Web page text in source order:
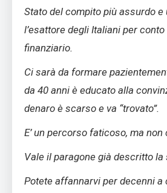
Stato del compito più assurdo
l’esattore degli Italiani per
finanziario.
Ci sarà da formare
da 40 anni è educato alla
denaro è scarso e va “trovato”.
E’ un percorso faticoso, ma non
Vale il paragone già descritto
Potete affannarvi per decenni a